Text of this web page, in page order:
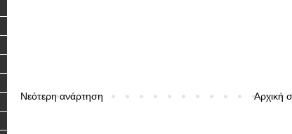
Νεότερη ανάρτηση Αρχική